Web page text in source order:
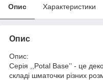
Опис Характеристики
Опис
Опис:
Серія ,,Potal Baseʼʼ - це
складі шматочки різних